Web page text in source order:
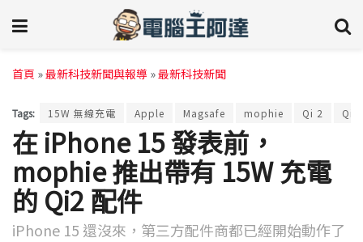
首頁 »最新科技新聞與報導 »最新科技新聞
Tags: 15W 無線充電 Apple Magsafe mophie Qi 2 Qi2
在 iPhone 15 發表前，
mophie 推出帶有 15W 充電
的 Qi2 配件
iPhone 15 還沒來，第三方配件商都已經開始動作了